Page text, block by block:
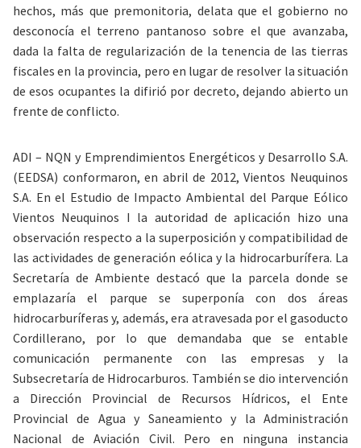
hechos, más que premonitoria, delata que el gobierno no
desconocía el terreno pantanoso sobre el que avanzaba,
dada la falta de regularización de la tenencia de las tierras
fiscales en la provincia, pero en lugar de resolver la situación
de esos ocupantes la difirió por decreto, dejando abierto un
frente de conflicto.
ADI – NQN y Emprendimientos Energéticos y Desarrollo S.A.
(EEDSA) conformaron, en abril de 2012, Vientos Neuquinos
S.A. En el Estudio de Impacto Ambiental del Parque Eólico
Vientos Neuquinos I la autoridad de aplicación hizo una
observación respecto a la superposición y compatibilidad de
las actividades de generación eólica y la hidrocarburífera. La
Secretaría de Ambiente destacó que la parcela donde se
emplazaría el parque se superponía con dos áreas
hidrocarburíferas y, además, era atravesada por el gasoducto
Cordillerano, por lo que demandaba que se entable
comunicación permanente con las empresas y la
Subsecretaría de Hidrocarburos. También se dio intervención
a Dirección Provincial de Recursos Hídricos, el Ente
Provincial de Agua y Saneamiento y la Administración
Nacional de Aviación Civil. Pero en ninguna instancia